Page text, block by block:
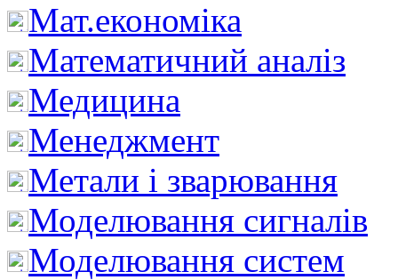
Мат.економіка
Математичний аналіз
Медицина
Менеджмент
Метали і зварювання
Моделювання сигналів
Моделювання систем